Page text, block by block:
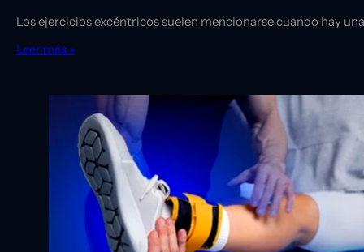
Los ejercicios excéntricos suelen mencionarse cuando hay
Leer más »